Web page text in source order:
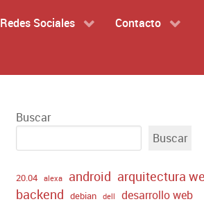
Redes Sociales Contacto
Buscar
Buscar
20.04 alexa android arquitectura
backend debian dell
desarrollo web